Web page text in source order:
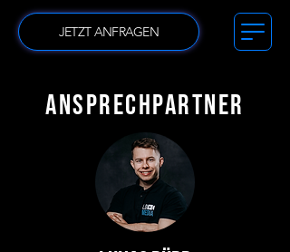
JETZT ANFRAGEN
Ansprechpartner